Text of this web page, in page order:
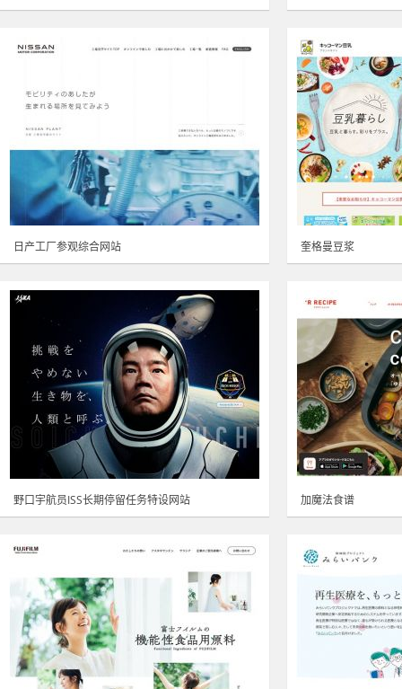
日产工厂参观综合网站 奎格曼豆浆
野口宇航员ISS长期停留任务特设网站 加魔法食谱